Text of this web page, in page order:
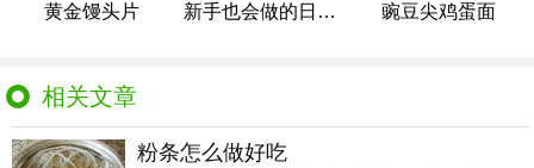
黄金馒头片 新手也会做的日式炒面 豌豆尖鸡蛋面
相关文章
粉条怎么做好吃